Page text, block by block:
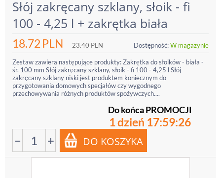
Słój zakręcany szklany, słoik - fi
100 - 4,25 l + zakrętka biała
18.72 PLN 23.40PLN Dostępność:W magazynie
Zestaw zawiera następujące produkty: Zakrętka do słoików - biała -
śr. 100 mm Słój zakręcany szklany, słoik - fi 100 - 4,25 l Słój
zakręcany szklany niski jest produktem koniecznym do
przygotowania domowych specjałów czy wygodnego
przechowywania różnych produktów spożywczych....
Do końca PROMOCJI
1 dzień 17:59:25
− +